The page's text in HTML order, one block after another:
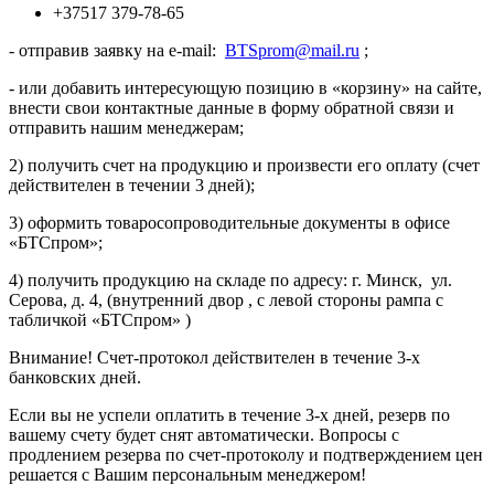
+37517 379-78-65
- отправив заявку на e-mail: BTSprom@mail.ru ;
- или добавить интересующую позицию в «корзину» на сайте,
внести свои контактные данные в форму обратной связи и
отправить нашим менеджерам;
2) получить счет на продукцию и произвести его оплату (счет
действителен в течении 3 дней);
3) оформить товаросопроводительные документы в офисе
«БТСпром»;
4) получить продукцию на складе по адресу: г. Минск, ул.
Серова, д. 4, (внутренний двор , с левой стороны рампа с
табличкой «БТСпром» )
Внимание! Счет-протокол действителен в течение 3-х
банковских дней.
Если вы не успели оплатить в течение 3-х дней, резерв по
вашему счету будет снят автоматически. Вопросы с
продлением резерва по счет-протоколу и подтверждением цен
решается с Вашим персональным менеджером!